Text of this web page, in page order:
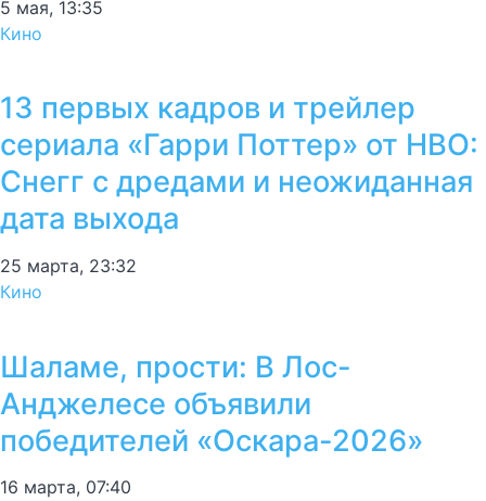
5 мая, 13:35
Кино
13 первых кадров и трейлер
сериала «Гарри Поттер» от HBO:
Снегг с дредами и неожиданная
дата выхода
25 марта, 23:32
Кино
Шаламе, прости: В Лос-
Анджелесе объявили
победителей «Оскара-2026»
16 марта, 07:40